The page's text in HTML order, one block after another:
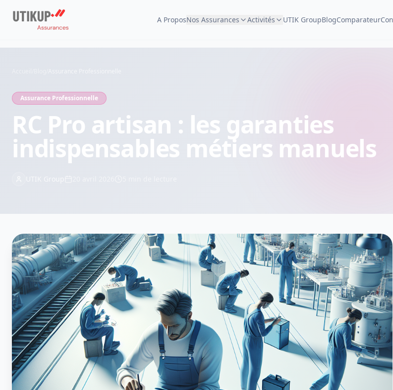
A ProposNos Assurances Activités UTIK GroupBlogComparateur
Assurance Professionnelle
RC Pro artisan : les garanties
indispensables métiers manuels